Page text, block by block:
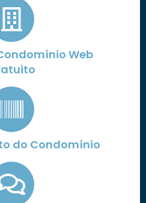
Web
do Condomínio